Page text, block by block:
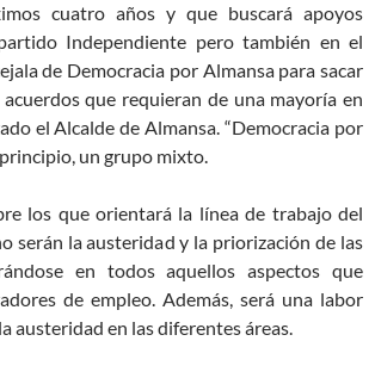
cuatro años y que buscará apoyos
Independiente pero también en el
de Democracia por Almansa para sacar
que requieran de una mayoría en
el Alcalde de Almansa. “Democracia por
un grupo mixto.
los que orientará la línea de trabajo del
serán la austeridad y la priorización de las
en todos aquellos aspectos que
de empleo. Además, será una labor
austeridad en las diferentes áreas.